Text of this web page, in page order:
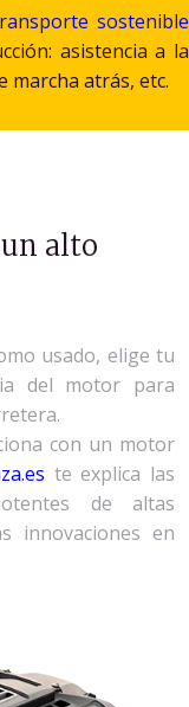
sostenible
asistencia a la
marcha atrás, etc.
alto
usado, elige tu
del motor para
con un motor
te explica las
de altas
innovaciones en